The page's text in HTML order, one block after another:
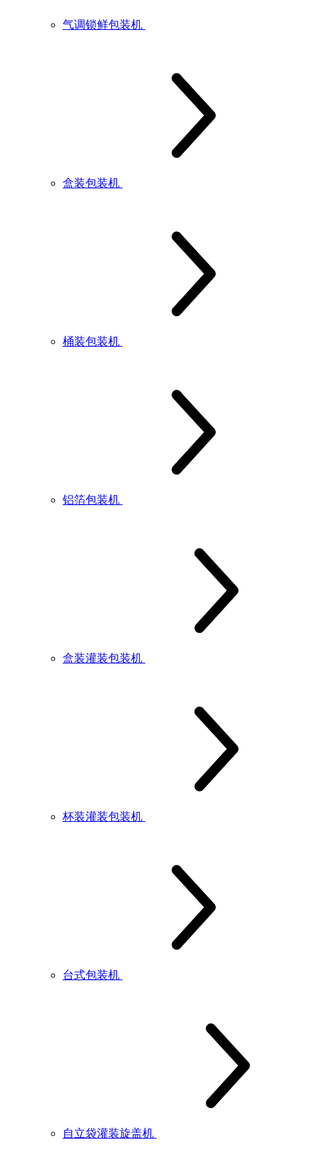
气调锁鲜包装机
盒装包装机
桶装包装机
铝箔包装机
盒装灌装包装机
杯装灌装包装机
台式包装机
自立袋灌装旋盖机